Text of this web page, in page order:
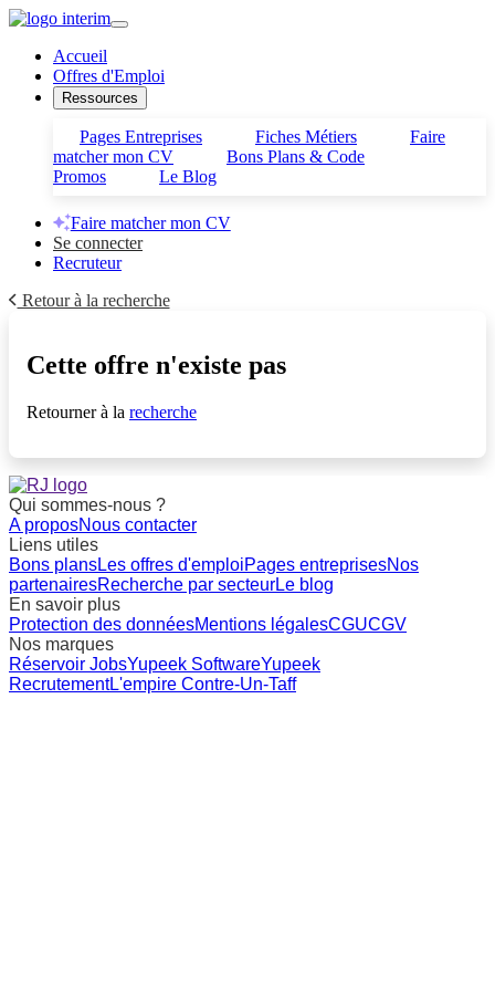
Accueil
Offres d'Emploi
Ressources
Pages Entreprises Fiches Métiers
Faire
matcher mon CV
Bons Plans & Code
Promos
Le Blog
Faire matcher mon CV
Se connecter
Recruteur
Retour à la recherche
Cette offre n'existe pas
Retourner à la recherche
Qui sommes-nous ?
A proposNous contacter
Liens utiles
Bons plansLes offres d'emploiPages entreprisesNos
partenairesRecherche par secteurLe blog
En savoir plus
Protection des donnéesMentions légalesCGUCGV
Nos marques
Réservoir JobsYupeek SoftwareYupeek
RecrutementL'empire Contre-Un-Taff